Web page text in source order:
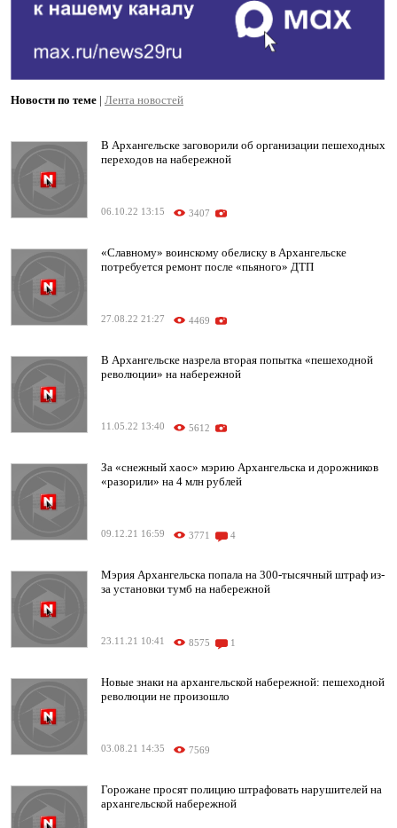
Новости по теме | Лента новостей
В Архангельске заговорили об организации пешеходных
переходов на набережной
06.10.22 13:15 3407
«Славному» воинскому обелиску в Архангельске
потребуется ремонт после «пьяного» ДТП
27.08.22 21:27 4469
В Архангельске назрела вторая попытка «пешеходной
революции» на набережной
11.05.22 13:40 5612
За «снежный хаос» мэрию Архангельска и дорожников
«разорили» на 4 млн рублей
09.12.21 16:59 3771 4
Мэрия Архангельска попала на 300-тысячный штраф из-
за установки тумб на набережной
23.11.21 10:41 8575 1
Новые знаки на архангельской набережной: пешеходной
революции не произошло
03.08.21 14:35 7569
Горожане просят полицию штрафовать нарушителей на
архангельской набережной